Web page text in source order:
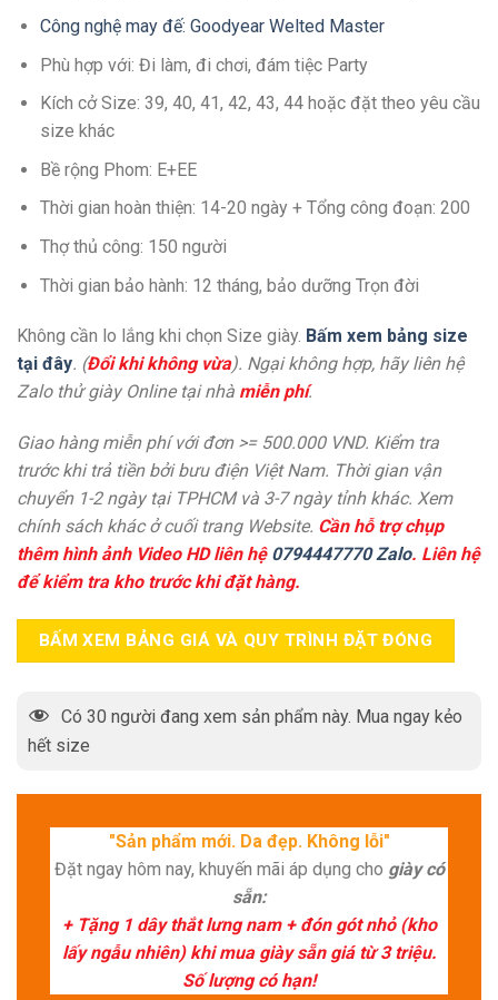
Công nghệ may đế: Goodyear Welted Master
Phù hợp với: Đi làm, đi chơi, đám tiệc Party
Kích cở Size: 39, 40, 41, 42, 43, 44 hoặc đặt theo yêu cầu
size khác
Bề rộng Phom: E+EE
Thời gian hoàn thiện: 14-20 ngày + Tổng công đoạn: 200
Thợ thủ công: 150 người
Thời gian bảo hành: 12 tháng, bảo dưỡng Trọn đời
Không cần lo lắng khi chọn Size giày. Bấm xem bảng size
tại đây. (Đổi khi không vừa). Ngại không hợp, hãy liên hệ
Zalo thử giày Online tại nhà miễn phí.
Giao hàng miễn phí với đơn >= 500.000 VND. Kiểm tra
trước khi trả tiền bởi bưu điện Việt Nam. Thời gian vận
chuyển 1-2 ngày tại TPHCM và 3-7 ngày tỉnh khác. Xem
chính sách khác ở cuối trang Website. Cần hỗ trợ chụp
thêm hình ảnh Video HD liên hệ 0794447770 Zalo. Liên hệ
để kiểm tra kho trước khi đặt hàng.
BẤM XEM BẢNG GIÁ VÀ QUY TRÌNH ĐẶT ĐÓNG
Có 30 người đang xem sản phẩm này. Mua ngay kẻo
hết size
"Sản phẩm mới. Da đẹp. Không lỗi"
Đặt ngay hôm nay, khuyến mãi áp dụng cho giày có
sẵn:
+ Tặng 1 dây thắt lưng nam + đón gót nhỏ (kho
lấy ngẫu nhiên) khi mua giày sẵn giá từ 3 triệu.
Số lượng có hạn!